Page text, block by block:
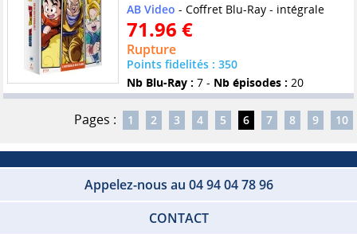
AB Video - Coffret Blu-Ray - intégrale
71.96 €
Rupture
Points fidelités : 350
Nb Blu-Ray : 7 - Nb épisodes : 20
Pages : 1 2 3 4 5 6 7 8 9 10
Appelez-nous au 04 94 04 78 96
CONTACT